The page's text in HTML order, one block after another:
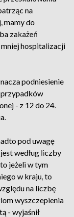
na
mamy do
zakażeń
mniej hospitalizacji
podniesienie
przypadków
- z 12 do 24.
pod uwagę
według liczby
jeżeli w tym
w kraju, to
na liczbę
wyszczepienia
- wyjaśnił